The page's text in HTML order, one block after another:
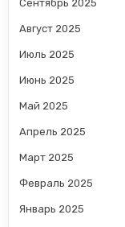
Сентябрь 2025
Август 2025
Июль 2025
Июнь 2025
Май 2025
Апрель 2025
Март 2025
Февраль 2025
Январь 2025